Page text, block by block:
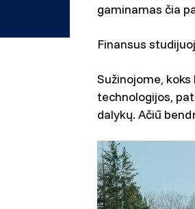
gaminamas čia
Finansus
Sužinojome,
technologijos,
dalykų. Ačiū